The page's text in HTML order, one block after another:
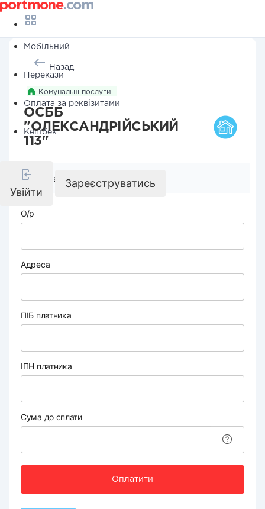
Мобільний
Перекази
Оплата за реквізитами
Кешбек
Увійти
Зареєструватись
Назад
Комунальні послуги
ОСББ
"ОЛЕКСАНДРІЙСЬКИЙ
113"
Реквізити компанії
О/р
Адреса
ПІБ платника
ІПН платника
Сума до сплати
Оплатити